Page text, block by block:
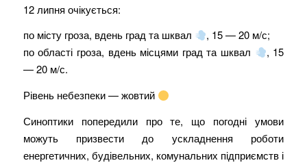
12 липня очікується:
по місту гроза, вдень град та шквал
, 15 — 20 м/с;
по області гроза, вдень місцями град та шквал
, 15
— 20 м/с.
Рівень небезпеки — жовтий
Синоптики попередили про те, що погодні умови
можуть призвести до ускладнення роботи
енергетичних, будівельних, комунальних підприємств і